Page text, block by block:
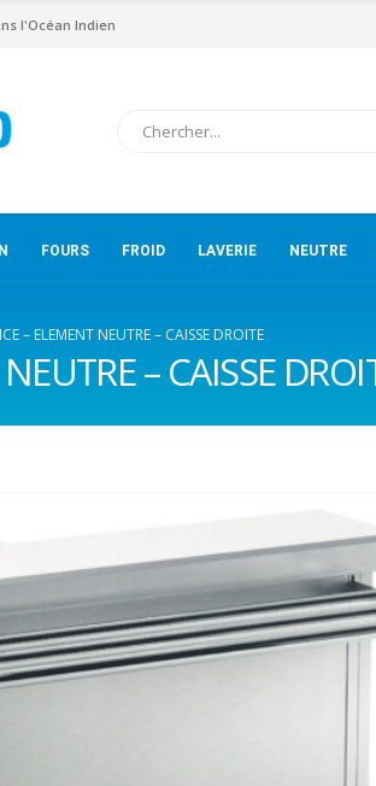
l'Océan Indien
FOURS FROID LAVERIE NEUTRE
– ELEMENT NEUTRE – CAISSE DROITE
– CAISSE